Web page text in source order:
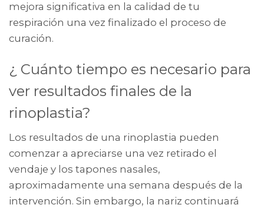
mejora significativa en la calidad de tu
respiración una vez finalizado el proceso de
curación.
¿ Cuánto tiempo es necesario para
ver resultados finales de la
rinoplastia?
Los resultados de una rinoplastia pueden
comenzar a apreciarse una vez retirado el
vendaje y los tapones nasales,
aproximadamente una semana después de la
intervención. Sin embargo, la nariz continuará